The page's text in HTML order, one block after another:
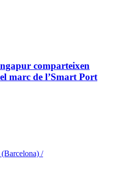
comparteixen
marc de l’Smart Port
/